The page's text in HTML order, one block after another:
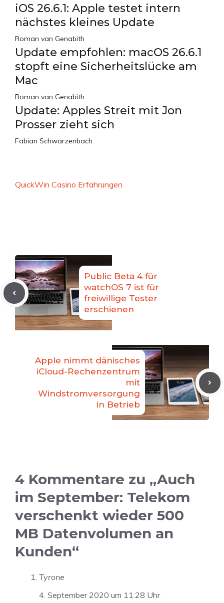
iOS 26.6.1: Apple testet intern
nächstes kleines Update
Roman van Genabith
Update empfohlen: macOS 26.6.1
stopft eine Sicherheitslücke am
Mac
Roman van Genabith
Update: Apples Streit mit Jon
Prosser zieht sich
Fabian Schwarzenbach
QuickWin Casino Erfahrungen
Public Beta 4 für
watchOS 7 ist für
freiwillige Tester
erschienen
Apple nimmt dänisches
iCloud-Rechenzentrum
mit
Windstromversorgung
in Betrieb
4 Kommentare zu „Auch
im September: Telekom
verschenkt wieder 500
MB Datenvolumen an
Kunden“
Tyrone
4. September 2020 um 11:28 Uhr